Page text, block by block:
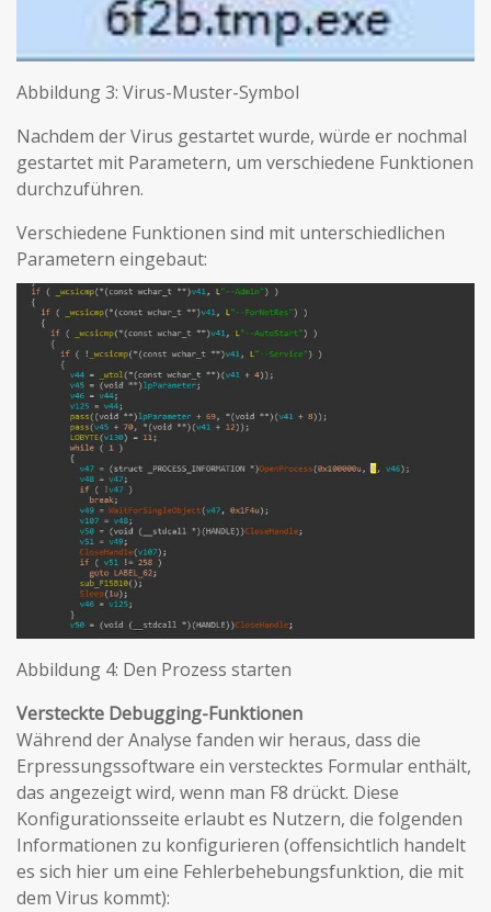
Abbildung 3: Virus-Muster-Symbol
Nachdem der Virus gestartet wurde, würde er nochmal
gestartet mit Parametern, um verschiedene Funktionen
durchzuführen.
Verschiedene Funktionen sind mit unterschiedlichen
Parametern eingebaut:
Abbildung 4: Den Prozess starten
Versteckte Debugging-Funktionen
Während der Analyse fanden wir heraus, dass die
Erpressungssoftware ein verstecktes Formular enthält,
das angezeigt wird, wenn man F8 drückt. Diese
Konfigurationsseite erlaubt es Nutzern, die folgenden
Informationen zu konfigurieren (offensichtlich handelt
es sich hier um eine Fehlerbehebungsfunktion, die mit
dem Virus kommt):